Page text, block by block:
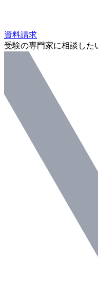
資料請求
受験の専門家に相談した